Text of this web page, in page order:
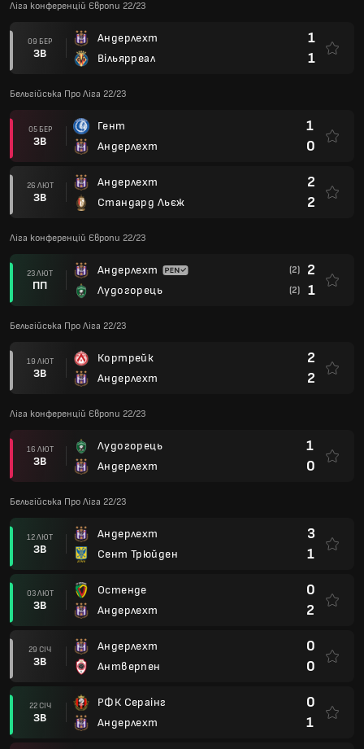
Ліга конференцій Європи 22/23
09 БЕР
ЗВ
Андерлехт
Вільярреал
1
1
Бельгійська Про Ліга 22/23
05 БЕР
ЗВ
Гент
Андерлехт
1
0
26 ЛЮТ
ЗВ
Андерлехт
Стандард Льєж
2
2
Ліга конференцій Європи 22/23
23 ЛЮТ
ПП
Андерлехт
Лудогорець
(2) 2
(2) 1
Бельгійська Про Ліга 22/23
19 ЛЮТ
ЗВ
Кортрейк
Андерлехт
2
2
Ліга конференцій Європи 22/23
16 ЛЮТ
ЗВ
Лудогорець
Андерлехт
1
0
Бельгійська Про Ліга 22/23
12 ЛЮТ
ЗВ
Андерлехт
Сент Трюйден
3
1
03 ЛЮТ
ЗВ
Остенде
Андерлехт
0
2
29 СІЧ
ЗВ
Андерлехт
Антверпен
0
0
22 СІЧ
ЗВ
РФК Сераінг
Андерлехт
0
1